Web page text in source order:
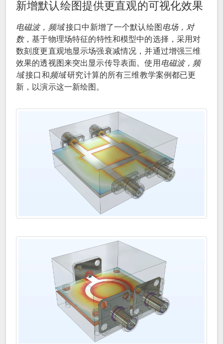
新增默认绘图提供更直观的可视化效果
电磁波，频域接口中新增了一个默认绘图电场，对
数，基于物理场特征的特性和模型中的选择，采用对
数刻度更直观地显示场强衰减情况，并通过增强三维
效果的透视图来突出显示传导表面。使用电磁波，频
域接口和频域研究计算的所有三维教学案例都已更
新，以演示这一新绘图。